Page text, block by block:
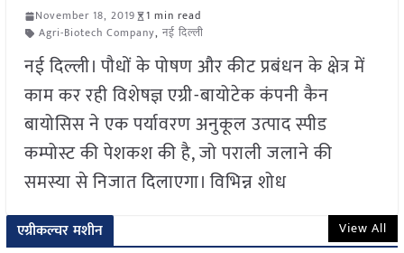
November 18, 2019
1 min read
Agri-Biotech Company, नई दिल्ली
नई दिल्ली। पौधों के पोषण और कीट प्रबंधन के क्षेत्र में
काम कर रही विशेषज्ञ एग्री-बायोटेक कंपनी कैन
बायोसिस ने एक पर्यावरण अनुकूल उत्पाद स्पीड
कम्पोस्ट की पेशकश की है, जो पराली जलाने की
समस्या से निजात दिलाएगा। विभिन्न शोध
एग्रीकल्चर मशीन View All